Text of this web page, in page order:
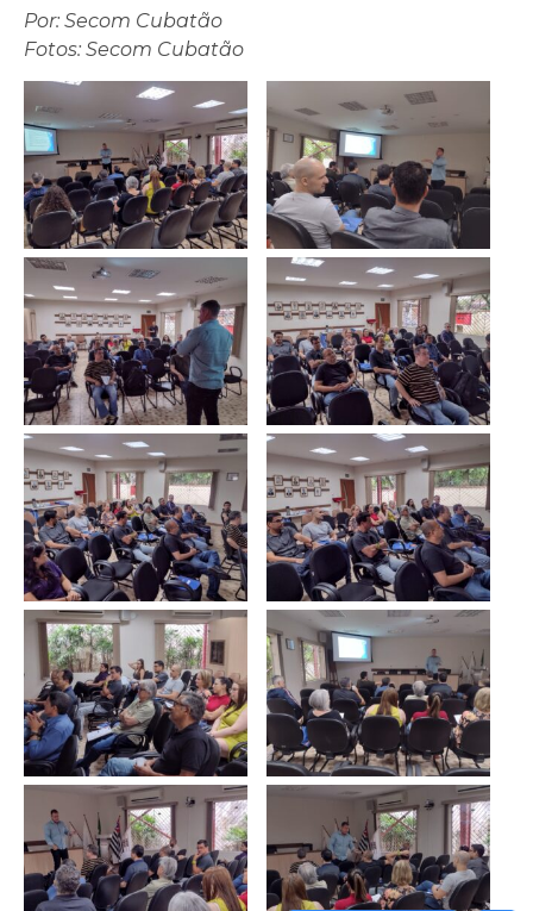
Por: Secom Cubatão
Fotos: Secom Cubatão